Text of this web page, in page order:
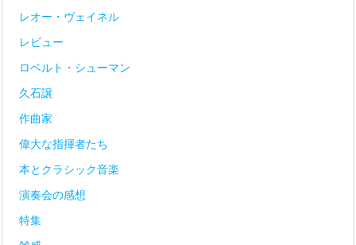
レオー・ヴェイネル
レビュー
ロベルト・シューマン
久石譲
作曲家
偉大な指揮者たち
本とクラシック音楽
演奏会の感想
特集